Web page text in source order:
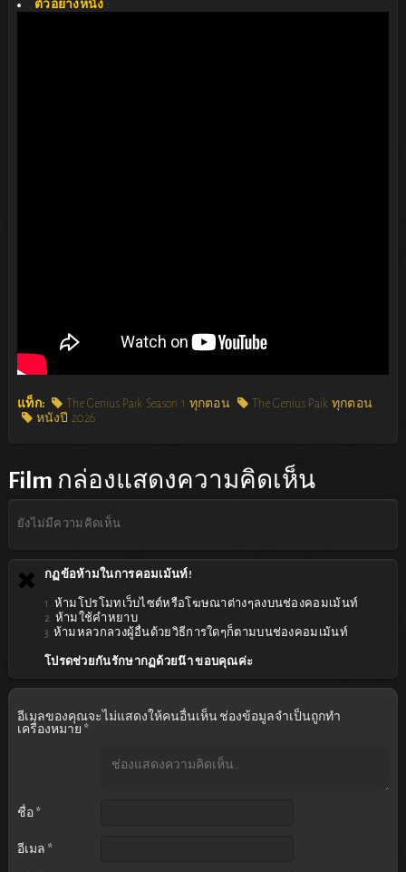
ตัวอย่างหนัง :
แท็ก: The Genius Paik Season 1 ทุกตอน
The Genius Paik ทุกตอน
หนังปี 2026
Film กล่องแสดงความคิดเห็น
ยังไม่มีความคิดเห็น
กฏข้อห้ามในการคอมเม้นท์!
1. ห้ามโปรโมทเว็บไซต์หรือโฆษณาต่างๆลงบนช่องคอมเม้นท์
2. ห้ามใช้คำหยาบ
3. ห้ามหลวกลวงผู้อื่นด้วยวิธีการใดๆก็ตามบนช่องคอมเม้นท์
โปรดช่วยกันรักษากฏด้วยน๊า ขอบคุณค่ะ
อีเมลของคุณจะไม่แสดงให้คนอื่นเห็น ช่องข้อมูลจำเป็นถูกทำ
เครื่องหมาย *
ชื่อ *
อีเมล *